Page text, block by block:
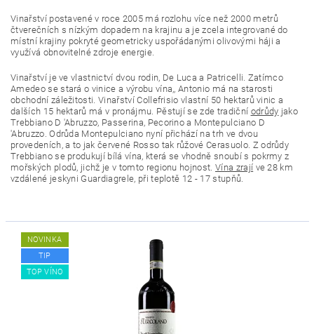
Vinařství postavené v roce 2005 má rozlohu více než 2000 metrů
čtverečních s nízkým dopadem na krajinu a je zcela integrované do
místní krajiny pokryté geometricky uspořádanými olivovými háji a
využívá obnovitelné zdroje energie.
Vinařství je ve vlastnictví dvou rodin, De Luca a Patricelli. Zatímco
Amedeo se stará o vinice a výrobu vína,, Antonio má na starosti
obchodní záležitosti. Vinařství Collefrisio vlastní 50 hektarů vinic a
dalších 15 hektarů má v pronájmu. Pěstují se zde tradiční odrůdy jako
Trebbiano D 'Abruzzo, Passerina, Pecorino a Montepulciano D
'Abruzzo. Odrůda Montepulciano nyní přichází na trh ve dvou
provedeních, a to jak červené Rosso tak růžové Cerasuolo. Z odrůdy
Trebbiano se produkují bílá vína, která se vhodně snoubí s pokrmy z
mořských plodů, jichž je v tomto regionu hojnost.Vína zrají ve 28 km
vzdálené jeskyni Guardiagrele, při teplotě 12 - 17 stupňů.
NOVINKA
TIP
TOP VÍNO